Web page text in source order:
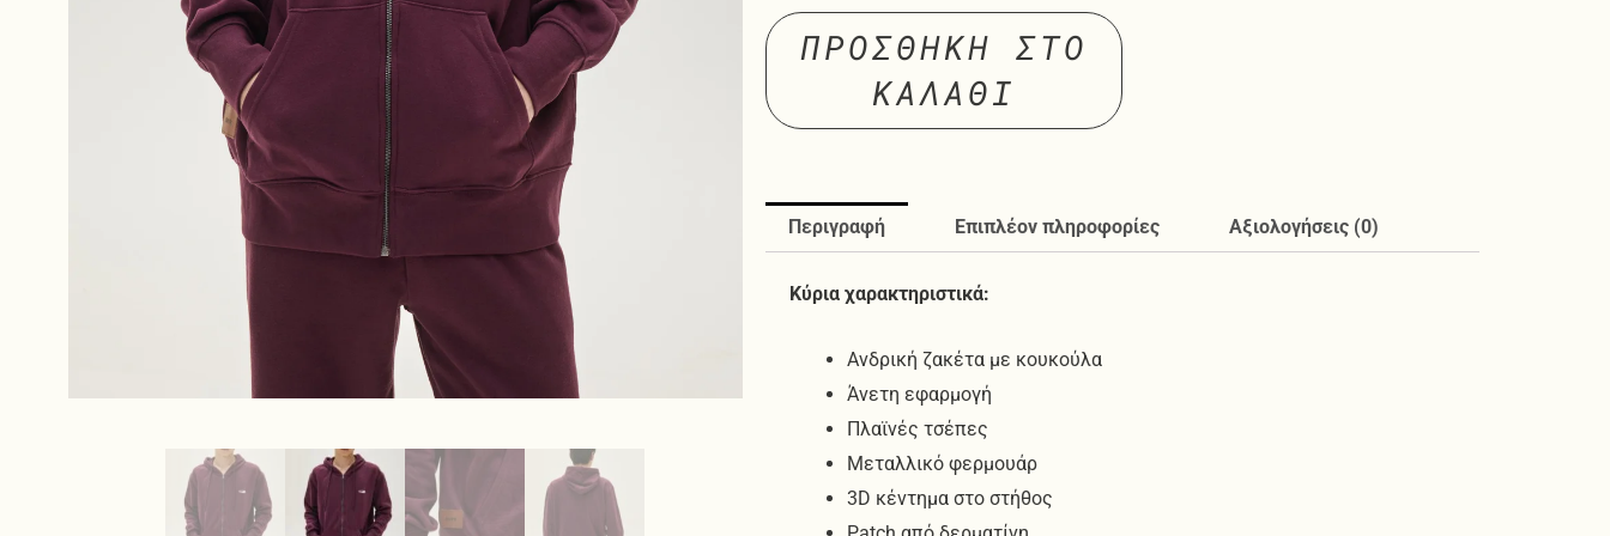
ΠΡΟΣΘΉΚΗ ΣΤΟ
ΚΑΛΆΘΙ
Περιγραφή Επιπλέον πληροφορίες Αξιολογήσεις (0)
Κύρια χαρακτηριστικά:
Ανδρική ζακέτα με κουκούλα
Άνετη εφαρμογή
Πλαϊνές τσέπες
Μεταλλικό φερμουάρ
3D κέντημα στο στήθος